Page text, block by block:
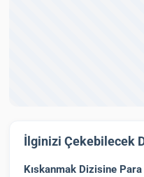
İlginizi Çekebilecek
Kıskanmak Dizisine Para